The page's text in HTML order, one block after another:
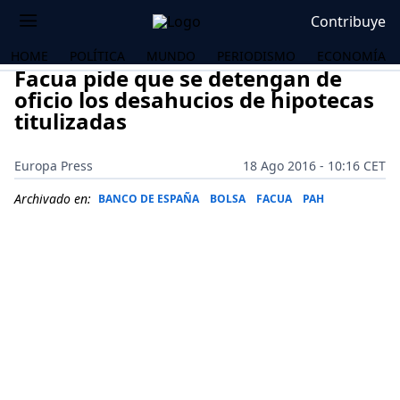
Contribuye
HOME POLÍTICA MUNDO PERIODISMO ECONOMÍA
Facua pide que se detengan de
oficio los desahucios de hipotecas
titulizadas
Europa Press
18 Ago 2016 - 10:16 CET
Archivado en: BANCO DE ESPAÑA BOLSA FACUA PAH